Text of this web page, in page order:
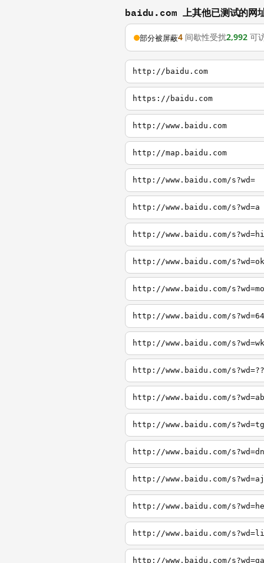
baidu.com 上其他已测试的网
部分被屏蔽4 间歇性受扰2,992 可
http://baidu.com
https://baidu.com
http://www.baidu.com
http://map.baidu.com
http://www.baidu.com/s?wd=
http://www.baidu.com/s?wd=a
http://www.baidu.com/s?wd=hi
http://www.baidu.com/s?wd=ok
http://www.baidu.com/s?wd=mo
http://www.baidu.com/s?wd=64
http://www.baidu.com/s?wd=wk
http://www.baidu.com/s?wd=??
http://www.baidu.com/s?wd=ab
http://www.baidu.com/s?wd=tg
http://www.baidu.com/s?wd=dn
http://www.baidu.com/s?wd=aj
http://www.baidu.com/
http://www.baidu.com/
http://www.baidu.com/